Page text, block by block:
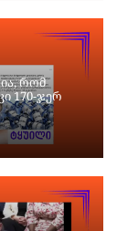
რომ
170-ჯერ